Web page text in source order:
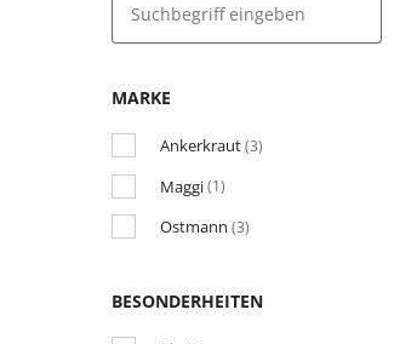
MARKE
Ankerkraut(3)
Maggi(1)
Ostmann (3)
BESONDERHEITEN